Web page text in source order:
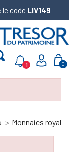
le code LIV149
0
1
Monnaies royales